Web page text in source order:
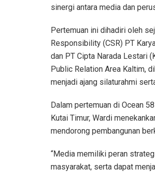
sinergi antara media dan
Pertemuan ini dihadiri oleh
Responsibility (CSR) PT
dan PT Cipta Narada Lestari
Public Relation Area Kaltim,
menjadi ajang silaturahmi
Dalam pertemuan di Ocean
Kutai Timur, Wardi
mendorong pembangunan
“Media memiliki peran
masyarakat, serta dapat